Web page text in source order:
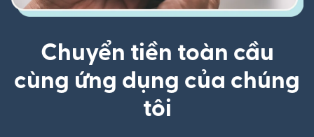
Chuyển tiền toàn cầu
cùng ứng dụng của chúng
tôi